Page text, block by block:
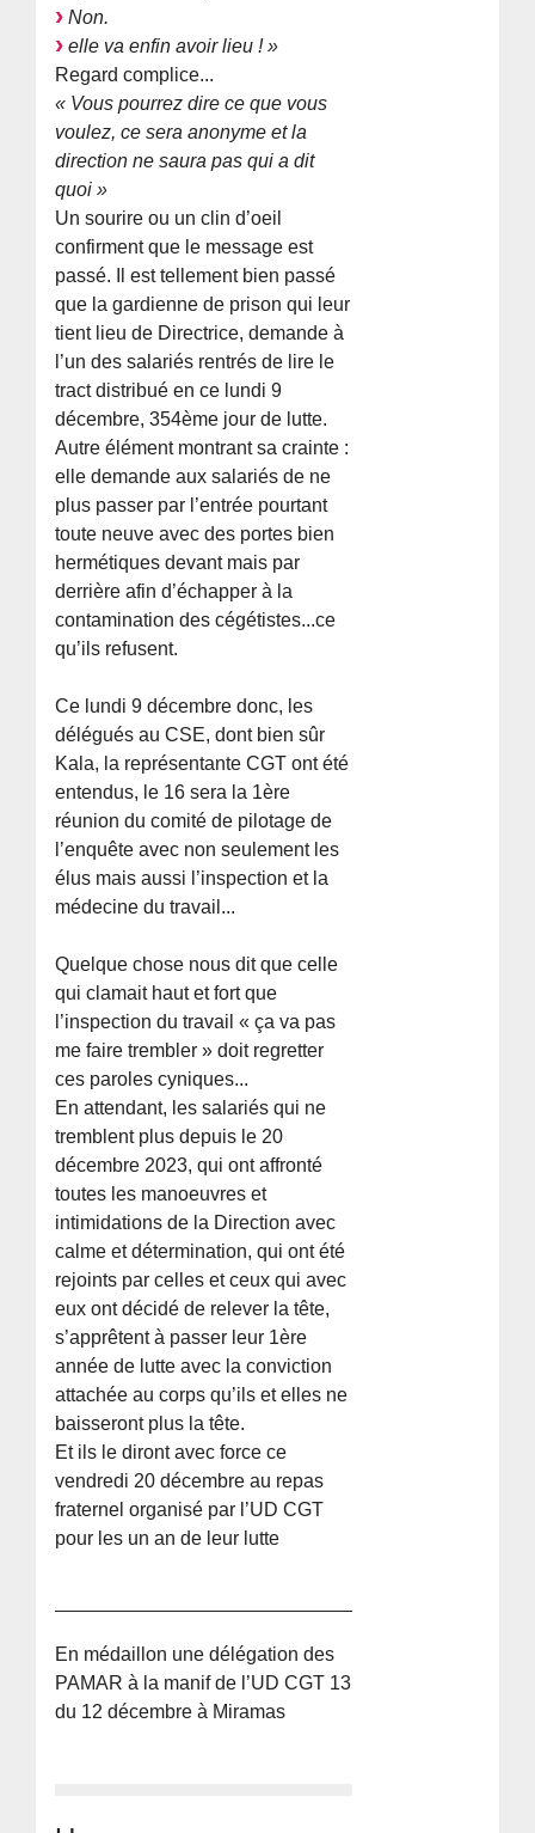
Non.
elle va enfin avoir lieu ! »
Regard complice...
« Vous pourrez dire ce que vous
voulez, ce sera anonyme et la
direction ne saura pas qui a dit
quoi »
Un sourire ou un clin d’oeil
confirment que le message est
passé. Il est tellement bien passé
que la gardienne de prison qui leur
tient lieu de Directrice, demande à
l’un des salariés rentrés de lire le
tract distribué en ce lundi 9
décembre, 354ème jour de lutte.
Autre élément montrant sa crainte :
elle demande aux salariés de ne
plus passer par l’entrée pourtant
toute neuve avec des portes bien
hermétiques devant mais par
derrière afin d’échapper à la
contamination des cégétistes...ce
qu’ils refusent.
Ce lundi 9 décembre donc, les
délégués au CSE, dont bien sûr
Kala, la représentante CGT ont été
entendus, le 16 sera la 1ère
réunion du comité de pilotage de
l’enquête avec non seulement les
élus mais aussi l’inspection et la
médecine du travail...
Quelque chose nous dit que celle
qui clamait haut et fort que
l’inspection du travail « ça va pas
me faire trembler » doit regretter
ces paroles cyniques...
En attendant, les salariés qui ne
tremblent plus depuis le 20
décembre 2023, qui ont affronté
toutes les manoeuvres et
intimidations de la Direction avec
calme et détermination, qui ont été
rejoints par celles et ceux qui avec
eux ont décidé de relever la tête,
s’apprêtent à passer leur 1ère
année de lutte avec la conviction
attachée au corps qu’ils et elles ne
baisseront plus la tête.
Et ils le diront avec force ce
vendredi 20 décembre au repas
fraternel organisé par l’UD CGT
pour les un an de leur lutte
En médaillon une délégation des
PAMAR à la manif de l’UD CGT 13
du 12 décembre à Miramas